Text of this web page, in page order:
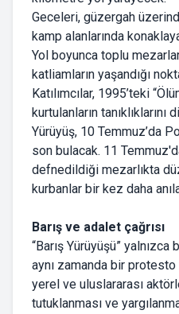
Geceleri, güzergah
kamp alanlarında
Yol boyunca toplu
katliamların yaşandığı
Katılımcılar, 1995’teki
kurtulanların tanıklıklarını
Yürüyüş, 10 Temmuz’da
son bulacak. 11
defnedildiği mezarlıkta
kurbanlar bir kez daha
Barış ve adalet çağrısı
“Barış Yürüyüşü”
aynı zamanda bir protesto
yerel ve uluslararası
tutuklanması ve